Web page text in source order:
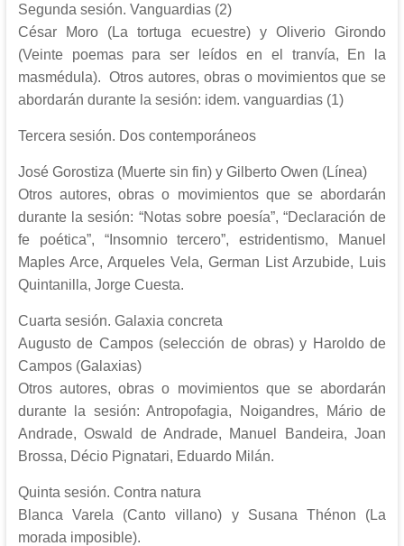
Segunda sesión. Vanguardias (2)
César Moro (La tortuga ecuestre) y Oliverio Girondo
(Veinte poemas para ser leídos en el tranvía, En la
masmédula). Otros autores, obras o movimientos que se
abordarán durante la sesión: idem. vanguardias (1)
Tercera sesión. Dos contemporáneos
José Gorostiza (Muerte sin fin) y Gilberto Owen (Línea)
Otros autores, obras o movimientos que se abordarán
durante la sesión: “Notas sobre poesía”, “Declaración de
fe poética”, “Insomnio tercero”, estridentismo, Manuel
Maples Arce, Arqueles Vela, German List Arzubide, Luis
Quintanilla, Jorge Cuesta.
Cuarta sesión. Galaxia concreta
Augusto de Campos (selección de obras) y Haroldo de
Campos (Galaxias)
Otros autores, obras o movimientos que se abordarán
durante la sesión: Antropofagia, Noigandres, Mário de
Andrade, Oswald de Andrade, Manuel Bandeira, Joan
Brossa, Décio Pignatari, Eduardo Milán.
Quinta sesión. Contra natura
Blanca Varela (Canto villano) y Susana Thénon (La
morada imposible).